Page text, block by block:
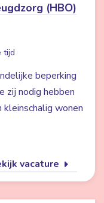
(HBO)
tijd
beperking
zij nodig hebben
wonen
vacature